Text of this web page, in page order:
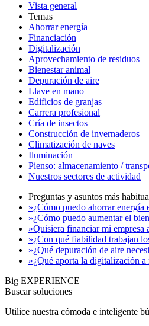
Vista general
Temas
Ahorrar energía
Financiación
Digitalización
Aprovechamiento de residuos
Bienestar animal
Depuración de aire
Llave en mano
Edificios de granjas
Carrera profesional
Cría de insectos
Construcción de invernaderos
Climatización de naves
Iluminación
Pienso: almacenamiento /
Nuestros sectores de actividad
Preguntas y asuntos más
»¿Cómo puedo ahorrar energía
»¿Cómo puedo aumentar el
»Quisiera financiar mi empresa
»¿Con qué fiabilidad trabajan
»¿Qué depuración de aire
»¿Qué aporta la digitalización a
Big EXPERIENCE
Buscar soluciones
Utilice nuestra cómoda e inteligente